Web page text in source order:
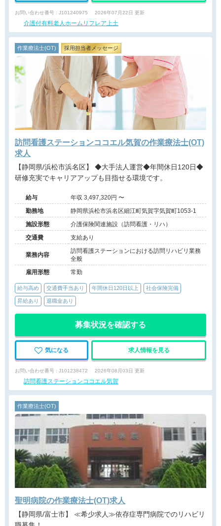
お問い合わせ番号 : J101240975 2026年07月22日 更新
介護付有料老人ホームリフレア上土
作業療法士(OT) 採用担当者メッセージ
訪問看護ステーションココエル気賀の作業療法士(OT)
求人
【静岡県/浜松市浜名区】 ◆大手法人運営◆年間休日120日◆
研修充実でキャリアアップも目指せる環境です。
給与
年収 3,497,320円 〜
勤務地
静岡県浜松市浜名区細江町気賀字気賀町1053-1
施設形態
介護保険関連施設（訪問看護・リハ）
交通費
支給あり
業務内容
訪問看護ステーションにおける訪問リハビリ業務
全般
雇用形態
常勤
給与高め 交通費手当あり 年間休日120日以上 社会保険完備
昇給あり 退職金あり
募集状況を確認する
気になる 求人情報を見る
お問い合わせ番号 : J101238472 2026年08月03日 更新
訪問看護ステーションココエル気賀
作業療法士(OT)
聖明病院の作業療法士(OT)求人
【静岡県/富士市】 ≪希少求人≫依存症専門病院でのリハビリ